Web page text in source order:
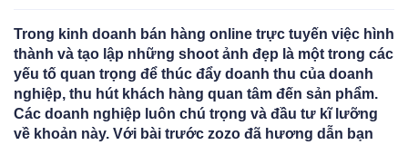
Trong kinh doanh bán hàng online trực tuyến việc hình
thành và tạo lập những shoot ảnh đẹp là một trong các
yếu tố quan trọng để thúc đẩy doanh thu của doanh
nghiệp, thu hút khách hàng quan tâm đến sản phẩm.
Các doanh nghiệp luôn chú trọng và đầu tư kĩ lưỡng
về khoản này. Với bài trước zozo đã hương dẫn bạn